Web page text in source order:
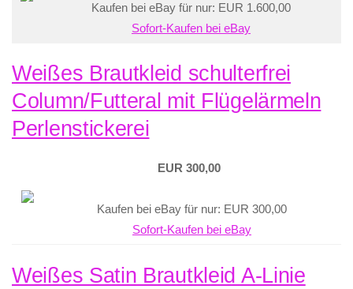
Kaufen bei eBay für nur: EUR 1.600,00
Sofort-Kaufen bei eBay
Weißes Brautkleid schulterfrei
Column/Futteral mit Flügelärmeln
Perlenstickerei
EUR 300,00
Kaufen bei eBay für nur: EUR 300,00
Sofort-Kaufen bei eBay
Weißes Satin Brautkleid A-Linie